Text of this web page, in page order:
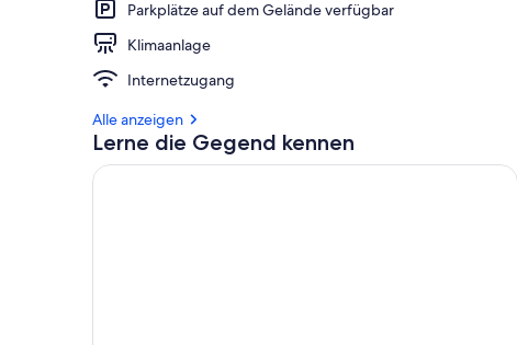
Parkplätze auf dem Gelände verfügbar
Klimaanlage
Internetzugang
Alle anzeigen
Lerne die Gegend kennen